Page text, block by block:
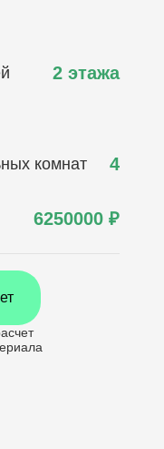
2 этажа
комнат 4
6250000 ₽